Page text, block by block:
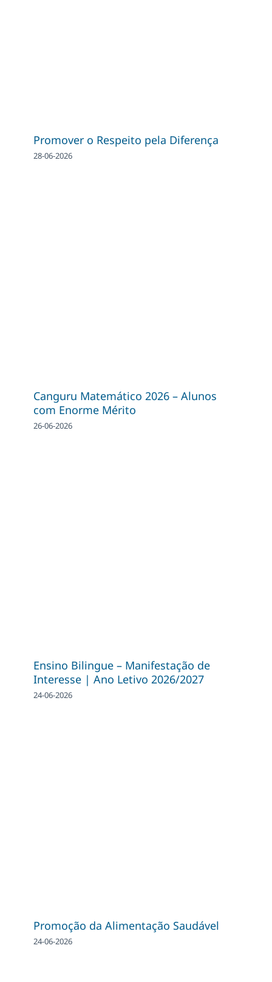
Promover o Respeito pela Diferença
28-06-2026
Canguru Matemático 2026 – Alunos
com Enorme Mérito
26-06-2026
Ensino Bilingue – Manifestação de
Interesse | Ano Letivo 2026/2027
24-06-2026
Promoção da Alimentação Saudável
24-06-2026